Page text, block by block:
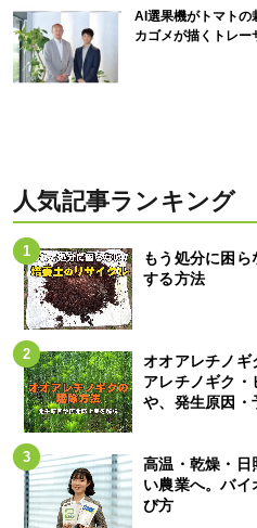
AI選果機がトマトの
カゴメが描くトレ
人気記事ランキング
もう処分に困
する方法
オオアレチノギ
アレチノギク
や、発生原因・
高温・乾燥・日
い農業へ。バ
び方